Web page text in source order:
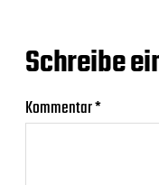
Schreibe
Kommentar*